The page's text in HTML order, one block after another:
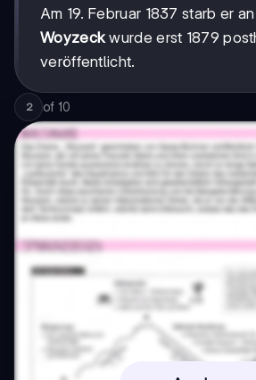
Am 19. Februar 1837 starb er
Woyzeckwurde erst 1879
veröffentlicht.
2 of 10